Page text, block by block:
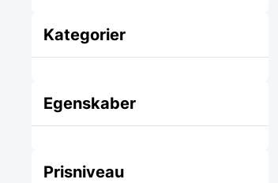
Kategorier
Egenskaber
Prisniveau